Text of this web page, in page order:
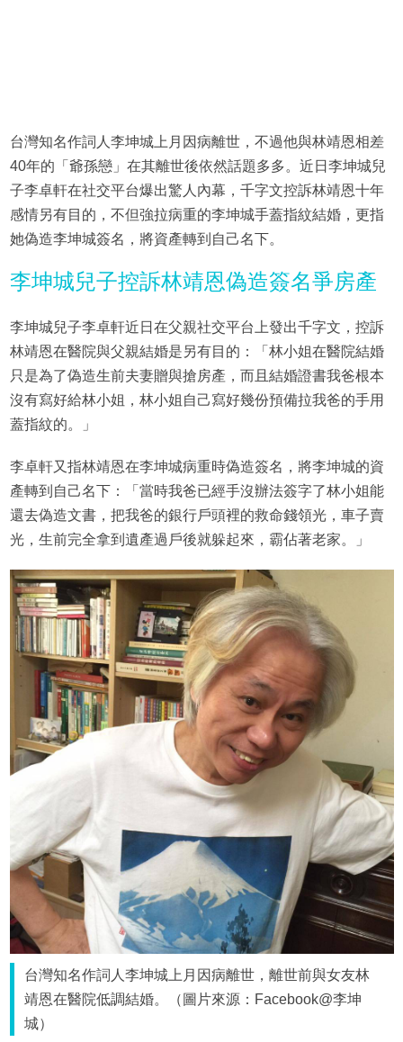
台灣知名作詞人李坤城上月因病離世，不過他與林靖恩相差
40年的「爺孫戀」在其離世後依然話題多多。近日李坤城兒
子李卓軒在社交平台爆出驚人內幕，千字文控訴林靖恩十年
感情另有目的，不但強拉病重的李坤城手蓋指紋結婚，更指
她偽造李坤城簽名，將資產轉到自己名下。
李坤城兒子控訴林靖恩偽造簽名爭房產
李坤城兒子李卓軒近日在父親社交平台上發出千字文，控訴
林靖恩在醫院與父親結婚是另有目的：「林小姐在醫院結婚
只是為了偽造生前夫妻贈與搶房產，而且結婚證書我爸根本
沒有寫好給林小姐，林小姐自己寫好幾份預備拉我爸的手用
蓋指紋的。」
李卓軒又指林靖恩在李坤城病重時偽造簽名，將李坤城的資
產轉到自己名下：「當時我爸已經手沒辦法簽字了林小姐能
還去偽造文書，把我爸的銀行戶頭裡的救命錢領光，車子賣
光，生前完全拿到遺產過戶後就躲起來，霸佔著老家。」
台灣知名作詞人李坤城上月因病離世，離世前與女友林
靖恩在醫院低調結婚。（圖片來源：Facebook@李坤
城）